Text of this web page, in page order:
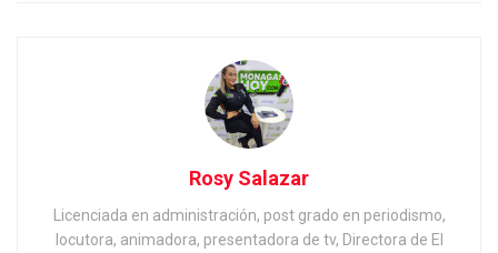
Rosy Salazar
Licenciada en administración, post grado en periodismo,
locutora, animadora, presentadora de tv, Directora de El